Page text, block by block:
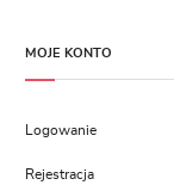
MOJE KONTO
Logowanie
Rejestracja